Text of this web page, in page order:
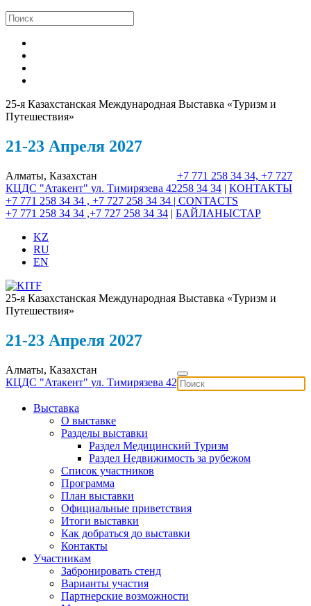
25-я Казахстанская Международная Выставка «Туризм и
Путешествия»
21-23 Апреля 2027
Алматы, Казахстан
КЦДС "Атакент" ул. Тимирязева 42
+7 771 258 34 34, +7 727
258 34 34 | КОНТАКТЫ
+7 771 258 34 34 , +7 727 258 34 34 | CONTACTS
+7 771 258 34 34 ,+7 727 258 34 34 | БАЙЛАНЫСТАР
KZ
RU
EN
25-я Казахстанская Международная Выставка «Туризм и
Путешествия»
21-23 Апреля 2027
Алматы, Казахстан
КЦДС "Атакент" ул. Тимирязева 42
Выставка
О выставке
Разделы выставки
Раздел Медицинский Туризм
Раздел Недвижимость за рубежом
Список участников
Программа
План выставки
Официальные приветствия
Итоги выставки
Как добраться до выставки
Контакты
Участникам
Забронировать стенд
Варианты участия
Партнерские возможности